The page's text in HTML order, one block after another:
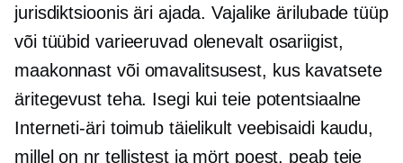
jurisdiktsioonis äri ajada. Vajalike ärilubade tüüp
või tüübid varieeruvad olenevalt osariigist,
maakonnast või omavalitsusest, kus kavatsete
äritegevust teha. Isegi kui teie potentsiaalne
Interneti-äri toimub täielikult veebisaidi kaudu,
millel on nr tellistest ja mörtpoest, peab teie